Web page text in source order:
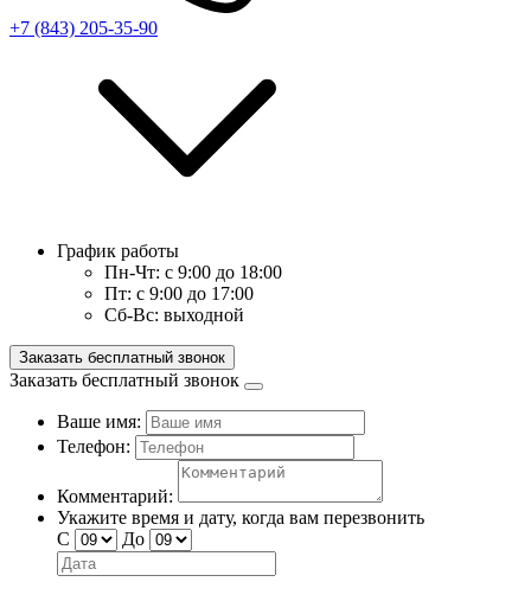
+7 (843) 205-35-90
График работы
Пн-Чт: с 9:00 до 18:00
Пт: с 9:00 до 17:00
Сб-Вс: выходной
Заказать бесплатный звонок
Заказать бесплатный звонок
Ваше имя:
Телефон:
Комментарий:
Укажите время и дату, когда вам перезвонить
С
До